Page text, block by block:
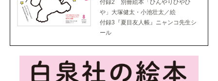
付録2 別冊絵本「ひんやりひやひ
や」大塚健太・小池壮太／絵
付録3『夏目友人帳』ニャンコ先生シ
ール